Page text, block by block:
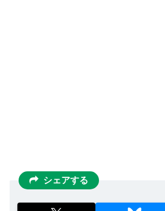
シェアする